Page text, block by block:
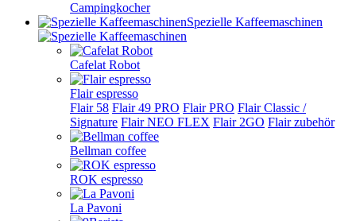
Campingkocher
Spezielle Kaffeemaschinen
Cafelat Robot
Flair espresso
Flair 58 Flair 49 PRO Flair PRO Flair Classic /
Signature Flair NEO FLEX Flair 2GO Flair zubehör
Bellman coffee
ROK espresso
La Pavoni